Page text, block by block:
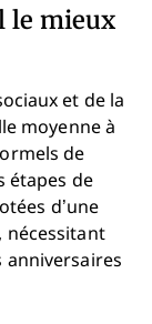
le mieux
et de la
moyenne à
de
étapes de
d’une
nécessitant
anniversaires